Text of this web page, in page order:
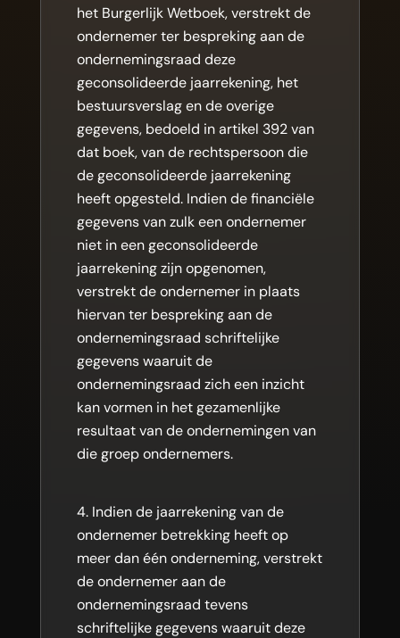
het Burgerlijk Wetboek, verstrekt de
ondernemer ter bespreking aan de
ondernemingsraad deze
geconsolideerde jaarrekening, het
bestuursverslag en de overige
gegevens, bedoeld in artikel 392 van
dat boek, van de rechtspersoon die
de geconsolideerde jaarrekening
heeft opgesteld. Indien de financiële
gegevens van zulk een ondernemer
niet in een geconsolideerde
jaarrekening zijn opgenomen,
verstrekt de ondernemer in plaats
hiervan ter bespreking aan de
ondernemingsraad schriftelijke
gegevens waaruit de
ondernemingsraad zich een inzicht
kan vormen in het gezamenlijke
resultaat van de ondernemingen van
die groep ondernemers.
Indien de jaarrekening van de
ondernemer betrekking heeft op
meer dan één onderneming, verstrekt
de ondernemer aan de
ondernemingsraad tevens
schriftelijke gegevens waaruit deze